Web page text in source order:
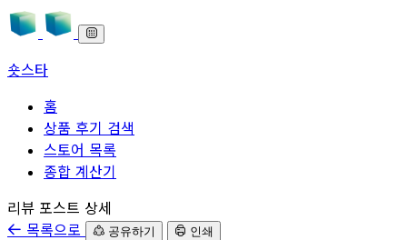
숏스타
홈
상품 후기 검색
스토어 목록
종합 계산기
본문으로 바로가기
리뷰 포스트 상세
목록으로
공유하기 인쇄